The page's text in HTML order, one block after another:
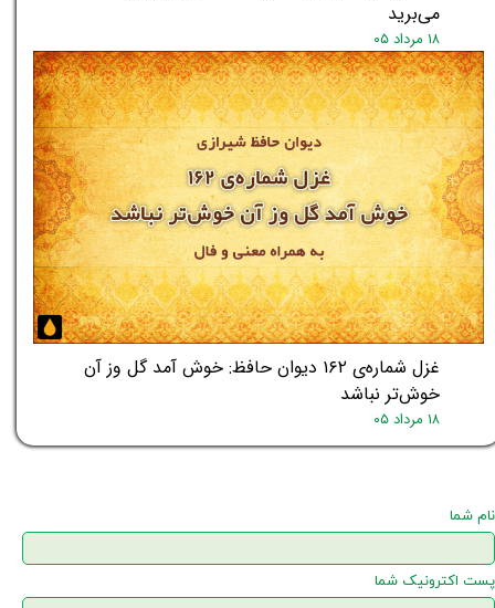
می‌برید
۱۸ مرداد ۰۵
غزل شماره‌ی ۱۶۲ دیوان حافظ: خوش آمد گل وز آن
خوش‌تر نباشد
۱۸ مرداد ۰۵
نام شما
پست اکترونیک شما